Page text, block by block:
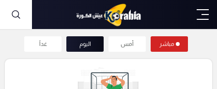
مباشر أمس اليوم غداً